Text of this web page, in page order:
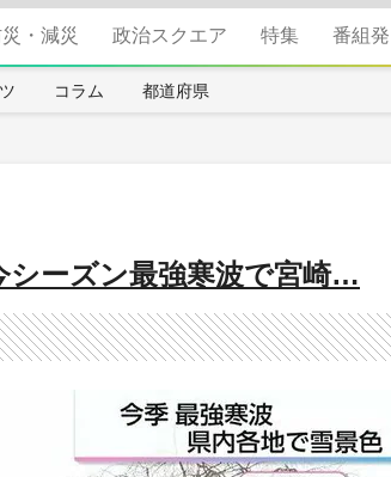
・減災 政治スクエア 特集 番組発
コラム 都道府県
ーズン最強寒波で宮崎…